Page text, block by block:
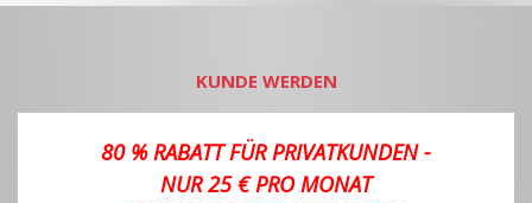
KUNDE WERDEN
80 % RABATT FÜR PRIVATKUNDEN -
NUR 25 € PRO MONAT